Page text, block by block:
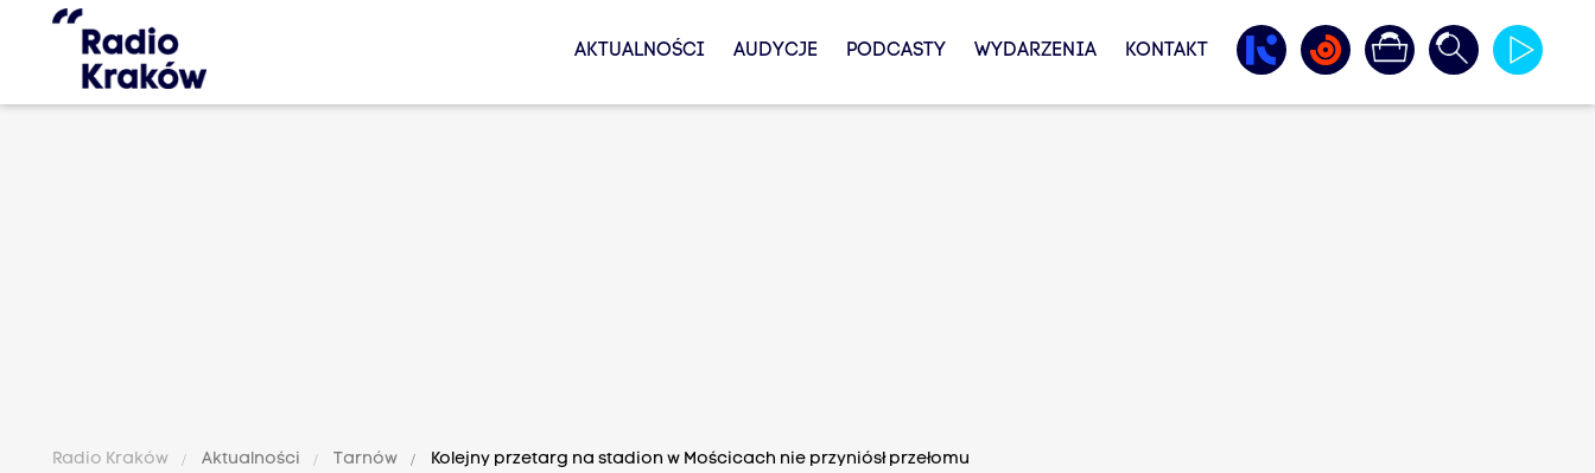
AKTUALNOŚCI AUDYCJE PODCASTY WYDARZENIA KONTAKT
Radio Kraków Aktualności Tarnów Kolejny przetarg na stadion w Mościcach nie przyniósł przełomu